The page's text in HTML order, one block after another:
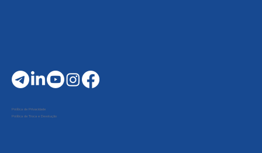
Política de Privacidade
Política de Troca e Devolução